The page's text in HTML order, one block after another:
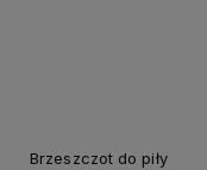
Brzeszczot do piły